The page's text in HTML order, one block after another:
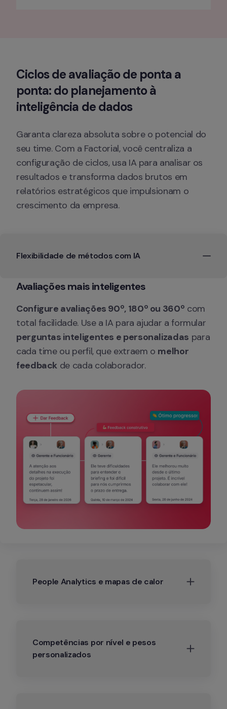
Ciclos de avaliação de ponta a
ponta: do planejamento à
inteligência de dados
Garanta clareza absoluta sobre o potencial do
seu time. Com a Factorial, você centraliza a
configuração de ciclos, usa IA para analisar os
resultados e transforma dados brutos em
relatórios estratégicos que impulsionam o
crescimento da empresa.
Flexibilidade de métodos com IA
Avaliações mais inteligentes
Configure avaliações 90º, 180º ou 360º com
perguntas inteligentes e personalizadas para
cada time ou perfil, que extraem o melhor
feedback de cada colaborador.
People Analytics e mapas de calor
Competências por nível e pesos
personalizados